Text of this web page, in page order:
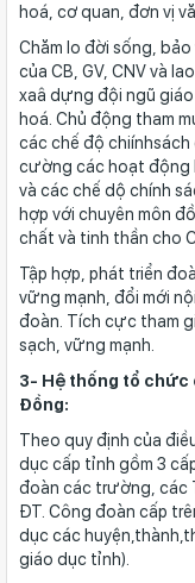
hoá, cơ quan, đơn vị
Chăm lo đời sống,
của CB, GV, CNV và
xaâ dựng đội ngũ
hoá. Chủ động tham
các chế độ
cường các hoạt động
và các chế dộ chính
hợp với chuyên môn
chất và tinh thần cho
Tập hợp, phát triển
vững mạnh, đổi mới
đoàn. Tích cực tham
sạch, vững mạnh.
3- Hệ thống tổ chức
Đồng:
Theo quy định của
dục cấp tỉnh gồm 3
đoàn các trường, các
ĐT. Công đoàn cấp
dục các
giáo dục tỉnh).